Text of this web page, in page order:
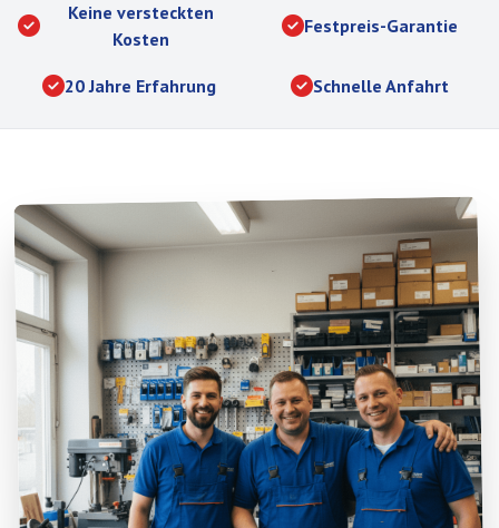
Keine versteckten
Kosten
Festpreis-Garantie
20 Jahre Erfahrung Schnelle Anfahrt